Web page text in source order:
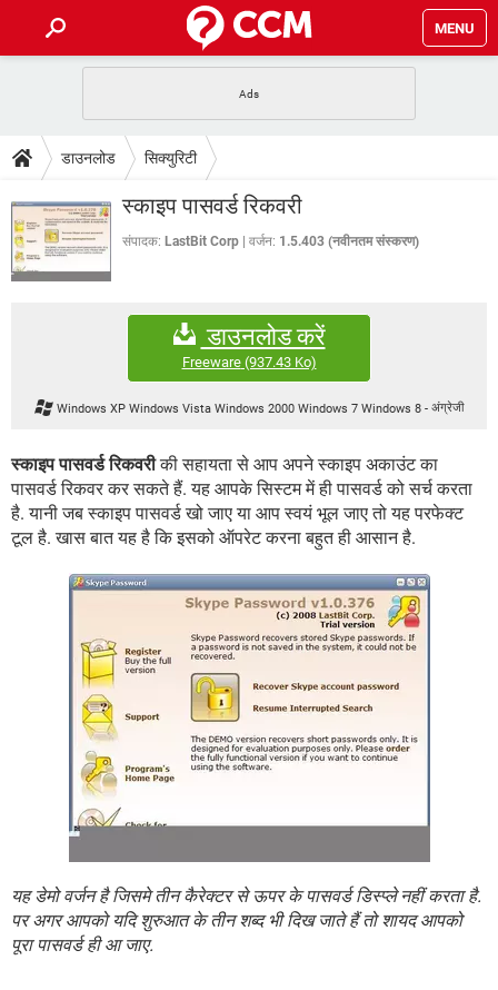
MENU
फोन पर अकाउंट बैलेंस चेक
WhatsApp Hack हो गया? Lucky Patcher यूज करें
टेक-स्पेशल
2020 के फ्री एंटीवायरस
बेस्ट फ्री ऑनलाइन गेम्स
डाउनलोड
Vidmate PUBG Mobile
WhatsRemoved+
FORUM
कंप्यूटर बस
डाउनलोड सिक्युरिटी
स्काइप पासवर्ड रिकवरी
संपादक: LastBit Corp वर्जन: 1.5.403 (नवीनतम संस्करण)
डाउनलोड करें
Freeware(937.43 Ko)
Windows XP Windows Vista Windows 2000 Windows 7 Windows 8-अंग्रेजी
स्काइप पासवर्ड रिकवरीकी सहायता से आप अपने स्काइप अकाउंट का
पासवर्ड रिकवर कर सकते हैं. यह आपके सिस्टम में ही पासवर्ड को सर्च करता
है. यानी जब स्काइप पासवर्ड खो जाए या आप स्वयं भूल जाए तो यह परफेक्ट
टूल है. खास बात यह है कि इसको ऑपरेट करना बहुत ही आसान है.
यह डेमो वर्जन है जिसमे तीन कैरेक्टर से ऊपर के पासवर्ड डिस्प्ले नहीं करता है.
पर अगर आपको यदि शुरुआत के तीन शब्द भी दिख जाते हैं तो शायद आपको
पूरा पासवर्ड ही आ जाए.